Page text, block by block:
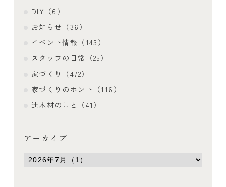
DIY（6）
お知らせ（36）
イベント情報（143）
スタッフの日常（25）
家づくり（472）
家づくりのホント（116）
辻木材のこと（41）
アーカイブ